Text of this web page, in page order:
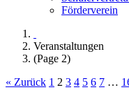
Förderverein
Veranstaltungen
(Page 2)
« Zurück 1 2 3 4 5 6 7 …